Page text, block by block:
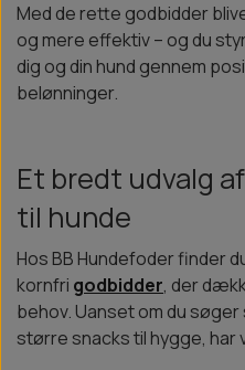
Med de rette godbidder
og mere effektiv – og du
dig og din hund gennem
belønninger.
Et bredt udvalg
til hunde
Hos BB Hundefoder finder
kornfri godbidder, der
behov. Uanset om du
større snacks til hygge,